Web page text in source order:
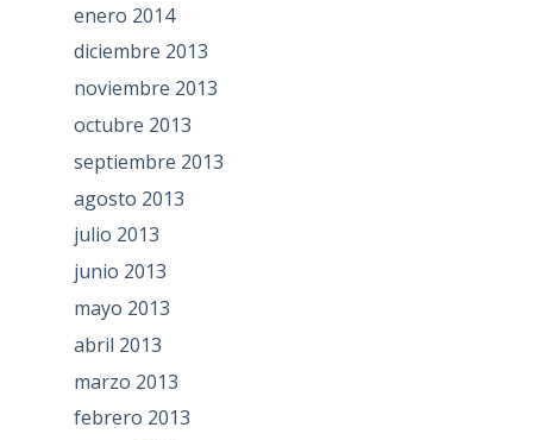
enero 2014
diciembre 2013
noviembre 2013
octubre 2013
septiembre 2013
agosto 2013
julio 2013
junio 2013
mayo 2013
abril 2013
marzo 2013
febrero 2013